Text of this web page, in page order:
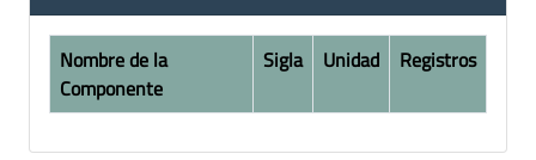
Nombre de la
Componente
Sigla Unidad Registros